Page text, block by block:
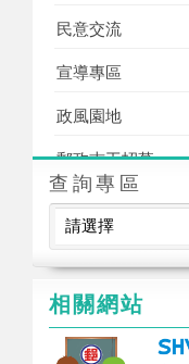
民意交流
宣導專區
政風園地
郵政志工招募
查詢專區
相關網站